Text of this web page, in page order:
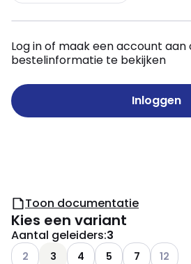
Log in of maak een account
bestelinformatie te bekijken
Inloggen
Toon documentatie
Kies een variant
Aantal geleiders:3
Andere varianten (Huidige
2 3 4 5 7 Andere
12